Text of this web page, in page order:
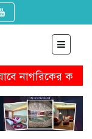
কাছে
রাজার
জনসভায়
জন্য বন্ধ হচ্ছে